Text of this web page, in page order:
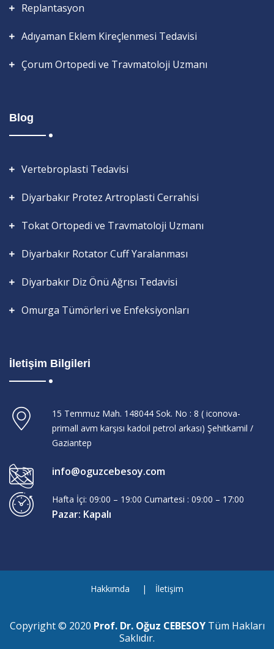
Replantasyon
Adıyaman Eklem Kireçlenmesi Tedavisi
Çorum Ortopedi ve Travmatoloji Uzmanı
Blog
Vertebroplasti Tedavisi
Diyarbakır Protez Artroplasti Cerrahisi
Tokat Ortopedi ve Travmatoloji Uzmanı
Diyarbakır Rotator Cuff Yaralanması
Diyarbakır Diz Önü Ağrısı Tedavisi
Omurga Tümörleri ve Enfeksiyonları
İletişim Bilgileri
15 Temmuz Mah. 148044 Sok. No : 8 ( iconova-
primall avm karşısı kadoil petrol arkası) Şehitkamil /
Gaziantep
info@oguzcebesoy.com
Hafta İçi: 09:00 – 19:00 Cumartesi : 09:00 – 17:00
Pazar: Kapalı
Hakkımda İletişim
Copyright © 2020 Prof. Dr. Oğuz CEBESOY Tüm Hakları
Saklıdır.